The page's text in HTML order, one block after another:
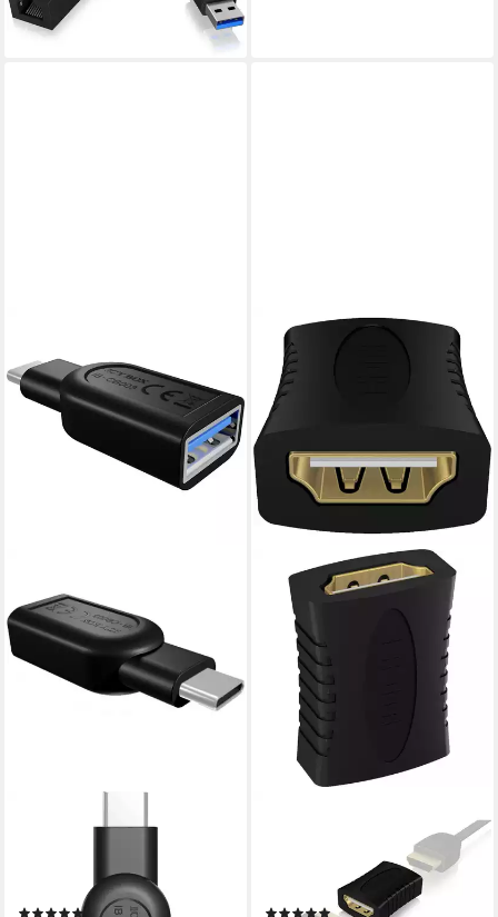
ab 28,18 €
lieferbar - in 2-3 Werktagen bei dir
Computer-Kabel
(9)
ICY BOX IB-CB005 HDMI
Kupplung Buchse > Buchse
Audio- & Video-Adapter
(6)